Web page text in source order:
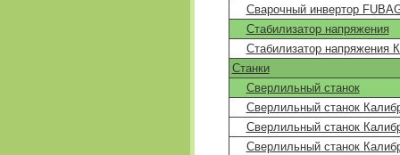
Сварочный инвертор
Стабилизатор напряжения
Стабилизатор напряжения
Станки
Сверлильный станок
Сверлильный станок
Сверлильный станок
Сверлильный станок